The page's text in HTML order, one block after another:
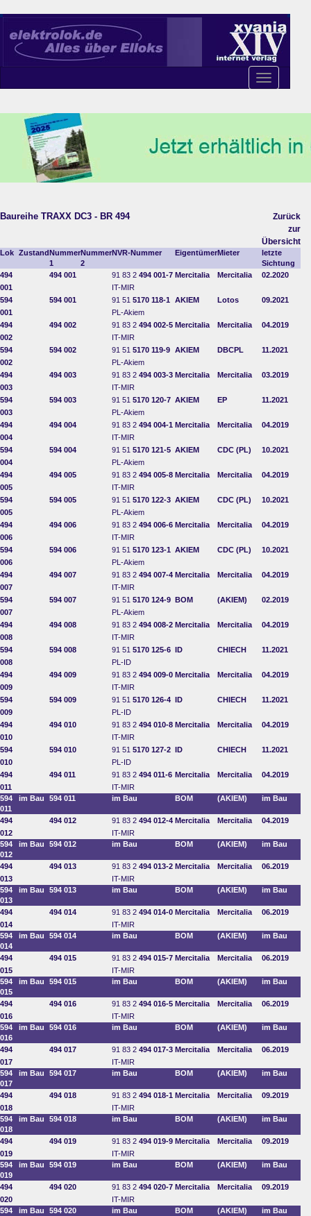
Toggle
navigation
Baureihe TRAXX DC3 - BR 494
Zurück
zur
Übersicht
Lok ZustandNummer
1
Nummer
2
NVR-Nummer EigentümerMieter
letzte
Sichtung
494
001
494 001 91 83 2 494 001-7
IT-MIR
Mercitalia Mercitalia 02.2020
594
001
594 001 91 51 5170 118-1
PL-Akiem
AKIEM Lotos 09.2021
494
002
494 002 91 83 2 494 002-5
IT-MIR
Mercitalia Mercitalia 04.2019
594
002
594 002 91 51 5170 119-9
PL-Akiem
AKIEM DBCPL 11.2021
494
003
494 003 91 83 2 494 003-3
IT-MIR
Mercitalia Mercitalia 03.2019
594
003
594 003 91 51 5170 120-7
PL-Akiem
AKIEM EP 11.2021
494
004
494 004 91 83 2 494 004-1
IT-MIR
Mercitalia Mercitalia 04.2019
594
004
594 004 91 51 5170 121-5
PL-Akiem
AKIEM CDC (PL) 10.2021
494
005
494 005 91 83 2 494 005-8
IT-MIR
Mercitalia Mercitalia 04.2019
594
005
594 005 91 51 5170 122-3
PL-Akiem
AKIEM CDC (PL) 10.2021
494
006
494 006 91 83 2 494 006-6
IT-MIR
Mercitalia Mercitalia 04.2019
594
006
594 006 91 51 5170 123-1
PL-Akiem
AKIEM CDC (PL) 10.2021
494
007
494 007 91 83 2 494 007-4
IT-MIR
Mercitalia Mercitalia 04.2019
594
007
594 007 91 51 5170 124-9
PL-Akiem
BOM (AKIEM) 02.2019
494
008
494 008 91 83 2 494 008-2
IT-MIR
Mercitalia Mercitalia 04.2019
594
008
594 008 91 51 5170 125-6
PL-ID
ID CHIECH 11.2021
494
009
494 009 91 83 2 494 009-0
IT-MIR
Mercitalia Mercitalia 04.2019
594
009
594 009 91 51 5170 126-4
PL-ID
ID CHIECH 11.2021
494
010
494 010 91 83 2 494 010-8
IT-MIR
Mercitalia Mercitalia 04.2019
594
010
594 010 91 51 5170 127-2
PL-ID
ID CHIECH 11.2021
494
011
494 011 91 83 2 494 011-6
IT-MIR
Mercitalia Mercitalia 04.2019
594
011
im Bau 594 011 im Bau BOM (AKIEM) im Bau
494
012
494 012 91 83 2 494 012-4
IT-MIR
Mercitalia Mercitalia 04.2019
594
012
im Bau 594 012 im Bau BOM (AKIEM) im Bau
494
013
494 013 91 83 2 494 013-2
IT-MIR
Mercitalia Mercitalia 06.2019
594
013
im Bau 594 013 im Bau BOM (AKIEM) im Bau
494
014
494 014 91 83 2 494 014-0
IT-MIR
Mercitalia Mercitalia 06.2019
594
014
im Bau 594 014 im Bau BOM (AKIEM) im Bau
494
015
494 015 91 83 2 494 015-7
IT-MIR
Mercitalia Mercitalia 06.2019
594
015
im Bau 594 015 im Bau BOM (AKIEM) im Bau
494
016
494 016 91 83 2 494 016-5
IT-MIR
Mercitalia Mercitalia 06.2019
594
016
im Bau 594 016 im Bau BOM (AKIEM) im Bau
494
017
494 017 91 83 2 494 017-3
IT-MIR
Mercitalia Mercitalia 06.2019
594
017
im Bau 594 017 im Bau BOM (AKIEM) im Bau
494
018
494 018 91 83 2 494 018-1
IT-MIR
Mercitalia Mercitalia 09.2019
594
018
im Bau 594 018 im Bau BOM (AKIEM) im Bau
494
019
494 019 91 83 2 494 019-9
IT-MIR
Mercitalia Mercitalia 09.2019
594
019
im Bau 594 019 im Bau BOM (AKIEM) im Bau
494
020
494 020 91 83 2 494 020-7
IT-MIR
Mercitalia Mercitalia 09.2019
594
im Bau 594 020 im Bau BOM (AKIEM) im Bau